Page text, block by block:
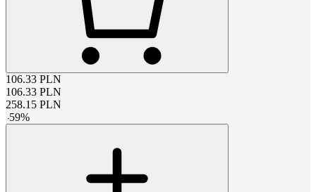
106.33 PLN
106.33 PLN
258.15 PLN
-59%